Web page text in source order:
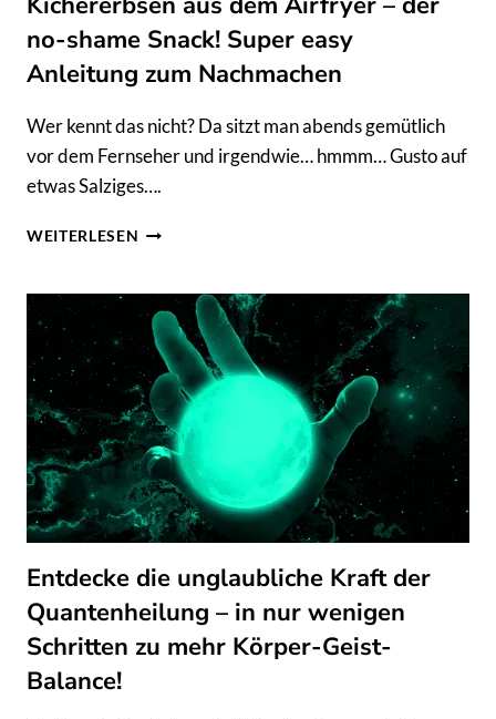
no-shame Snack! Super easy
Anleitung zum Nachmachen
Wer kennt das nicht? Da sitzt man abends gemütlich
vor dem Fernseher und irgendwie… hmmm… Gusto auf
etwas Salziges….
WEITERLESEN KICHERERBSEN
AIRFRYER
DER
NO-
SHAME
SNACK!
SUPER
EASY
ANLEITUNG
ZUM
NACHMACHEN
Entdecke die unglaubliche Kraft der
Quantenheilung – in nur wenigen
Schritten zu mehr Körper-Geist-
Balance!